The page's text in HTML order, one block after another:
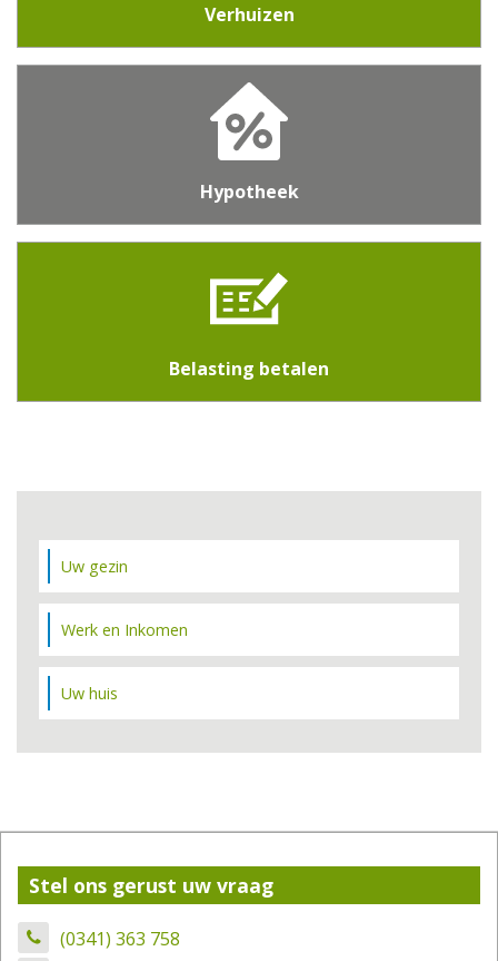
Verhuizen
Hypotheek
Belasting betalen
Uw gezin
Werk en Inkomen
Uw huis
Stel ons gerust uw vraag
(0341) 363 758